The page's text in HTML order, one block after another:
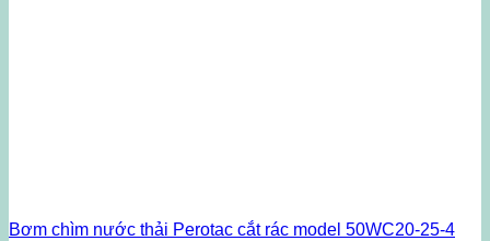
Bơm chìm nước thải Perotac cắt rác model 50WC20-25-4